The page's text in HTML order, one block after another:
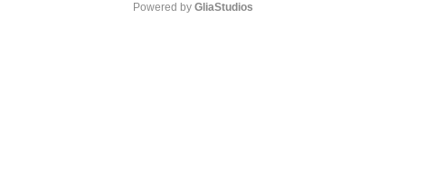
Powered by GliaStudios